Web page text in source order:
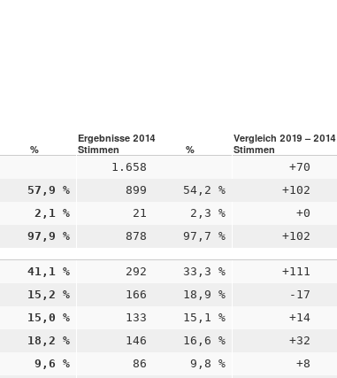
Ergebnisse 2014
Vergleich 2019 – 2014
% Stimmen % Stimmen
1.658 +70
57,9 % 899 54,2 % +102
2,1 % 21 2,3 % +0
97,9 % 878 97,7 % +102
41,1 % 292 33,3 % +111
15,2 % 166 18,9 % -17
15,0 % 133 15,1 % +14
18,2 % 146 16,6 % +32
9,6 % 86 9,8 % +8